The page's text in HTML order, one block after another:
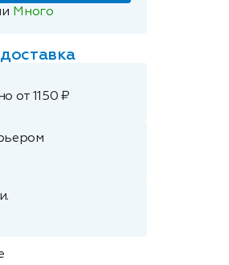
Много
доставка
от 1150 ₽